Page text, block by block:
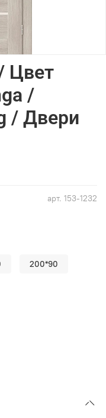
арт. 153-1232
Цвет
/
/ Двери
200*90